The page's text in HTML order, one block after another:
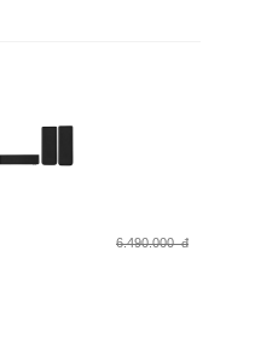
6.490.000 đ